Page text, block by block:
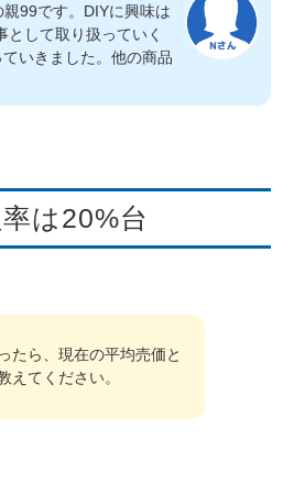
99です。DIYに興味は
として取り扱っていく
いきました。他の商品
は20%台
たら、現在の平均売価と
えてください。